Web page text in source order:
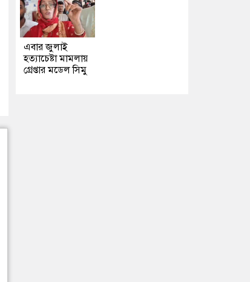
এবার জুলাই
হত্যাচেষ্টা মামলায়
গ্রেপ্তার মডেল সিমু